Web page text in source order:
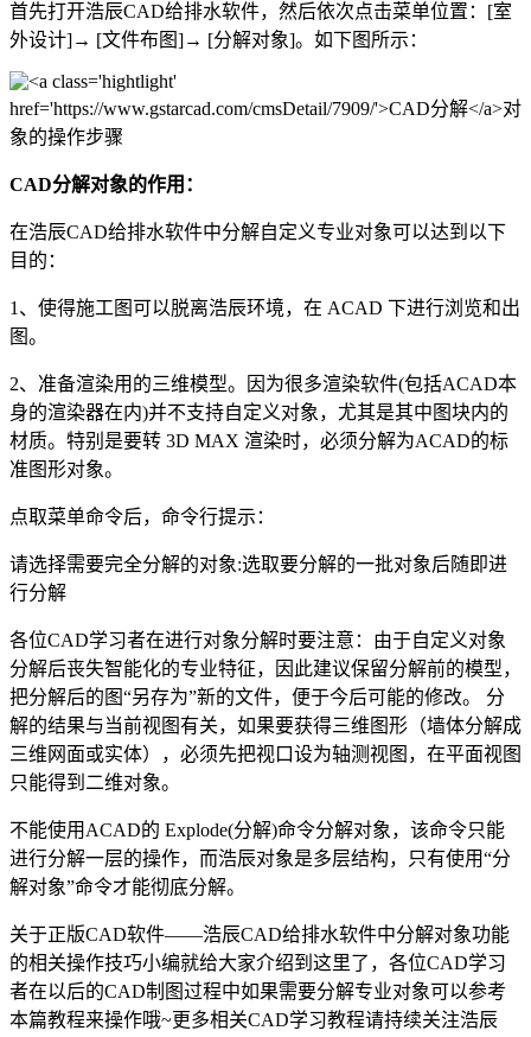
首先打开浩辰CAD给排水软件，然后依次点击菜单位置：[室
外设计]→ [文件布图]→ [分解对象]。如下图所示：
CAD分解对象的作用：
在浩辰CAD给排水软件中分解自定义专业对象可以达到以下
目的：
1、使得施工图可以脱离浩辰环境，在 ACAD 下进行浏览和出
图。
2、准备渲染用的三维模型。因为很多渲染软件(包括ACAD本
身的渲染器在内)并不支持自定义对象，尤其是其中图块内的
材质。特别是要转 3D MAX 渲染时，必须分解为ACAD的标
准图形对象。
点取菜单命令后，命令行提示：
请选择需要完全分解的对象:选取要分解的一批对象后随即进
行分解
各位CAD学习者在进行对象分解时要注意：由于自定义对象
分解后丧失智能化的专业特征，因此建议保留分解前的模型，
把分解后的图“另存为”新的文件，便于今后可能的修改。 分
解的结果与当前视图有关，如果要获得三维图形（墙体分解成
三维网面或实体），必须先把视口设为轴测视图，在平面视图
只能得到二维对象。
不能使用ACAD的 Explode(分解)命令分解对象，该命令只能
进行分解一层的操作，而浩辰对象是多层结构，只有使用“分
解对象”命令才能彻底分解。
关于正版CAD软件——浩辰CAD给排水软件中分解对象功能
的相关操作技巧小编就给大家介绍到这里了，各位CAD学习
者在以后的CAD制图过程中如果需要分解专业对象可以参考
本篇教程来操作哦~更多相关CAD学习教程请持续关注浩辰